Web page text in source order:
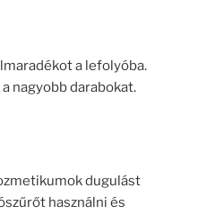
a lefolyóba.
nagyobb darabokat.
dugulást
használni és